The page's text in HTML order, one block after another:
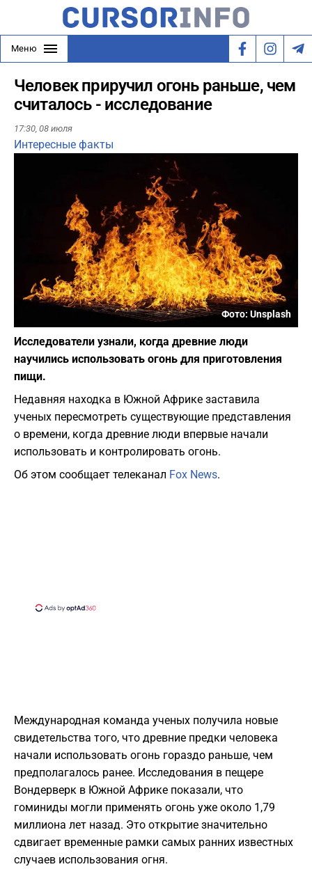
Меню
Человек приручил огонь раньше, чем
считалось - исследование
17:30, 08 июля
Интересные факты
Фото: Unsplash
Исследователи узнали, когда древние люди
научились использовать огонь для приготовления
пищи.
Недавняя находка в Южной Африке заставила
ученых пересмотреть существующие представления
о времени, когда древние люди впервые начали
использовать и контролировать огонь.
Об этом сообщает телеканал Fox News.
Международная команда ученых получила новые
свидетельства того, что древние предки человека
начали использовать огонь гораздо раньше, чем
предполагалось ранее. Исследования в пещере
Вондерверк в Южной Африке показали, что
гоминиды могли применять огонь уже около 1,79
миллиона лет назад. Это открытие значительно
сдвигает временные рамки самых ранних известных
случаев использования огня.